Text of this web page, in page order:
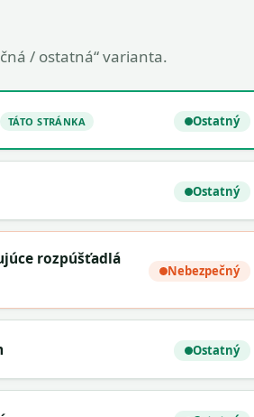
/ ostatná“ varianta.
TÁTO STRÁNKA Ostatný
Ostatný
rozpúšťadlá
Nebezpečný
Ostatný